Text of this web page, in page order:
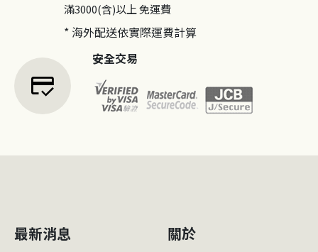
滿3000(含)以上免運費
* 海外配送依實際運費計算
credit_score
安全交易
最新消息 關於